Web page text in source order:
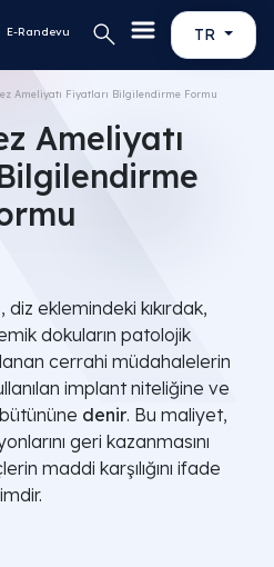
TR
E-Randevu
Ameliyatı Fiyatları Bilgilendirme Formu
Ameliyatı
, diz eklemindeki kıkırdak,
dokuların patolojik
cerrahi müdahalelerin
implant niteliğine ve
denir. Bu maliyet,
geri kazanmasını
maddi karşılığını ifade